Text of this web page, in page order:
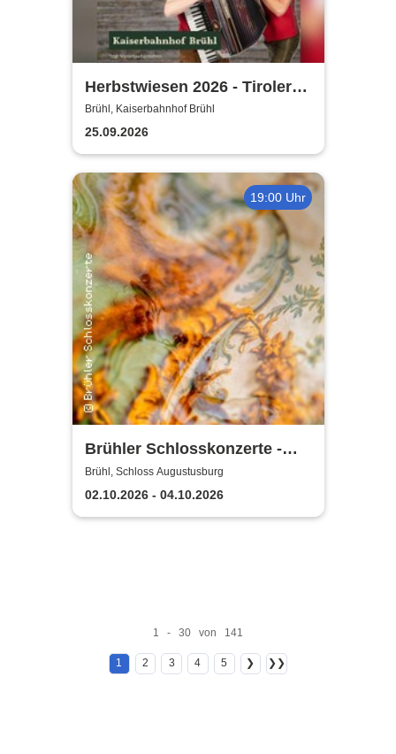
Herbstwiesen 2026 - Tiroler
Partymander live |
Kaiserbahnhof Brühl
Brühl, Kaiserbahnhof Brühl
25.09.2026
19:00 Uhr
Brühler Schlosskonzerte -
Haydn-Festival 2026
Brühl, Schloss Augustusburg
02.10.2026 - 04.10.2026
1 - 30 von 141
1 2 3 4 5 ❯ ❯❯